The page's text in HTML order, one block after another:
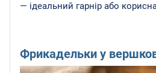
— ідеальний гарнір або
Фрикадельки у